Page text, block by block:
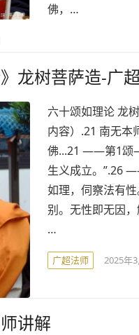
佛，…
龙树菩萨造-广
六十颂如理论 龙
内容）.21 南无本
佛...21 ——第1颂
生义成立。”.26
如理，伺察法有
别。无性即无因
…
广超法师 2025年
讲解